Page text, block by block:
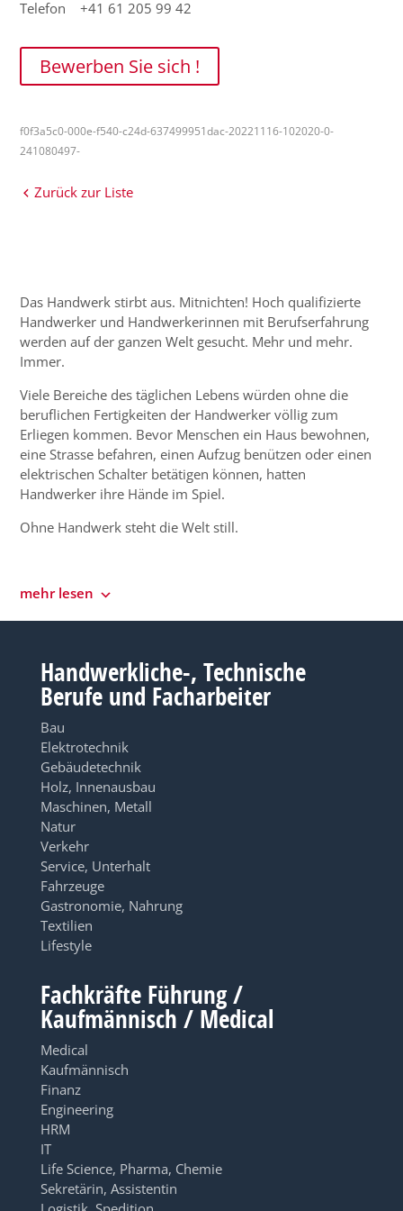
Telefon +41 61 205 99 42
Bewerben Sie sich !
f0f3a5c0-000e-f540-c24d-637499951dac-20221116-102020-0-
241080497-
Zurück zur Liste
Das Handwerk stirbt aus. Mitnichten! Hoch qualifizierte
Handwerker und Handwerkerinnen mit Berufserfahrung
werden auf der ganzen Welt gesucht. Mehr und mehr.
Immer.
Viele Bereiche des täglichen Lebens würden ohne die
beruflichen Fertigkeiten der Handwerker völlig zum
Erliegen kommen. Bevor Menschen ein Haus bewohnen,
eine Strasse befahren, einen Aufzug benützen oder einen
elektrischen Schalter betätigen können, hatten
Handwerker ihre Hände im Spiel.
Ohne Handwerk steht die Welt still.
mehr lesen
Handwerkliche-, Technische
Berufe und Facharbeiter
Bau
Elektrotechnik
Gebäudetechnik
Holz, Innenausbau
Maschinen, Metall
Natur
Verkehr
Service, Unterhalt
Fahrzeuge
Gastronomie, Nahrung
Textilien
Lifestyle
Fachkräfte Führung /
Kaufmännisch / Medical
Medical
Kaufmännisch
Finanz
Engineering
HRM
IT
Life Science, Pharma, Chemie
Sekretärin, Assistentin